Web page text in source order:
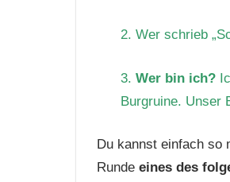
2. Wer schrieb
3. Wer bin ich?
Burgruine. Unser
Du kannst einfach so
Runde eines des